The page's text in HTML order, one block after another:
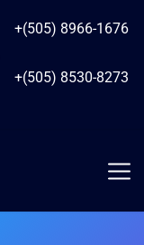
+(505) 8966-1676
+(505) 8530-8273